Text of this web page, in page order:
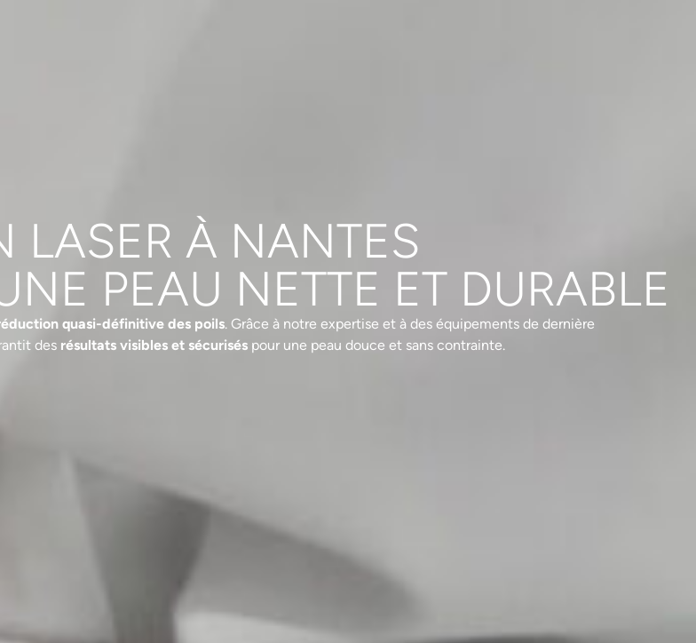
LASER À NANTES
PEAU NETTE ET DURABLE
quasi-définitive des poils. Grâce à notre expertise et à des équipements de dernière
des résultats visibles et sécuriséspour une peau douce et sans contrainte.